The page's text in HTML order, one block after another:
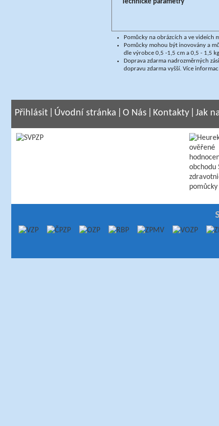
Technické parametry
Pomůcky na obrázcích a ve videích
Pomůcky mohou být inovovány a
dle výrobce 0,5 -1,5 cm a 0,5 - 1,5
Doprava zdarma nadrozměrných
dopravu zdarma vyšší. Více
Přihlásit Úvodní stránka O Nás Kontakty Jak